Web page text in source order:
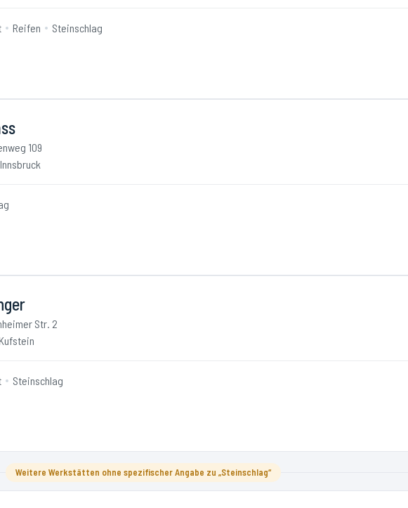
Reifen Steinschlag
109
Str. 2
Steinschlag
Weitere Werkstätten ohne spezifischer Angabe zu „Steinschlag“